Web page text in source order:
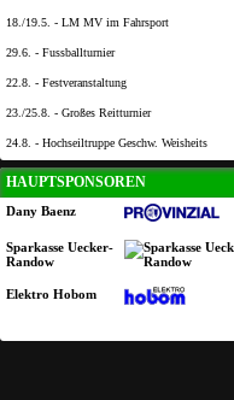
18./19.5. - LM MV im Fahrsport
29.6. - Fussballturnier
22.8. - Festveranstaltung
23./25.8. - Großes Reitturnier
24.8. - Hochseiltruppe Geschw. Weisheits
HAUPTSPONSOREN
Dany Baenz
Sparkasse Uecker-
Randow
Elektro Hobom